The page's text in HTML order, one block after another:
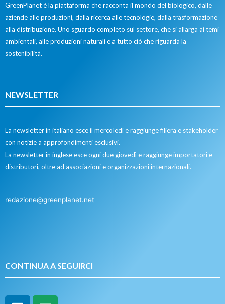
GreenPlanet è la piattaforma che racconta il mondo del biologico, dalle
aziende alle produzioni, dalla ricerca alle tecnologie, dalla trasformazione
alla distribuzione. Uno sguardo completo sul settore, che si allarga ai temi
ambientali, alle produzioni naturali e a tutto ciò che riguarda la
sostenibilità.
NEWSLETTER
La newsletter in italiano esce il mercoledì e raggiunge filiera e stakeholder
con notizie a approfondimenti esclusivi.
La newsletter in inglese esce ogni due giovedì e raggiunge importatori e
distributori, oltre ad associazioni e organizzazioni internazionali.
redazione@greenplanet.net
CONTINUA A SEGUIRCI